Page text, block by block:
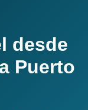
desde
Puerto